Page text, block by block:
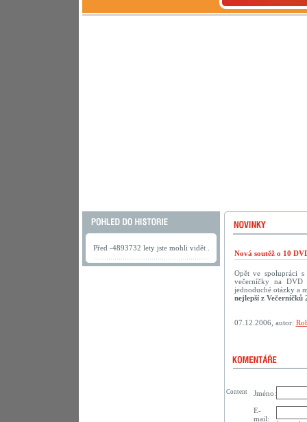
Před -4893732 lety jste mohli vidět .
Nová soutěž o 10
Opět ve spolupráci
večerníčky na DVD
jednoduché otázky a
nejlepší z Večerníčků
07.12.2006, autor:
Jméno:
E-
mail:
Content